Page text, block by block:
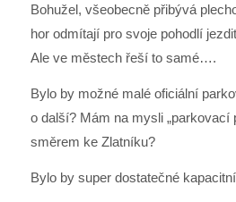
Bohužel, všeobecně přibývá
hor odmítají pro svoje pohodlí
Ale ve městech řeší to samé….
Bylo by možné malé oficiální
o další? Mám na mysli „parkovací
směrem ke Zlatníku?
Bylo by super dostatečné